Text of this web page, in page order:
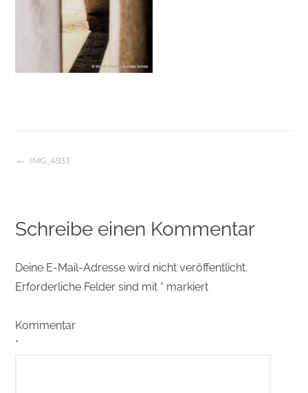
Beitragsnavigation
IMG_4933
Schreibe einen Kommentar
Deine E-Mail-Adresse wird nicht veröffentlicht.
Erforderliche Felder sind mit * markiert
Kommentar
*